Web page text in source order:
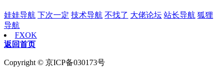
娃娃导航 下次一定 技术导航 不找了 大佬论坛 站长导航 狐狸
导航
FXOK
返回首页
Copyright © 京ICP备030173号